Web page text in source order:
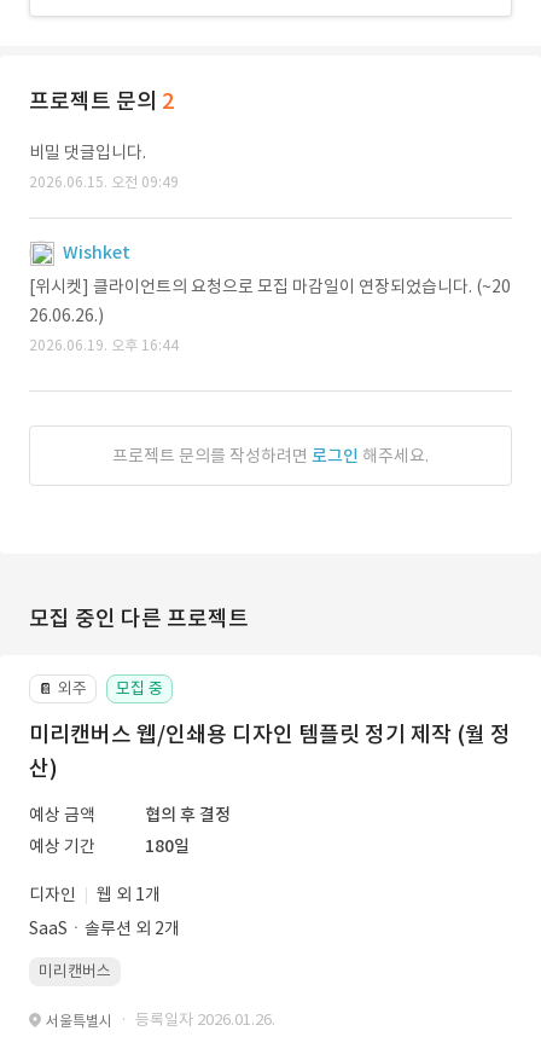
프로젝트 문의 2
비밀 댓글입니다.
2026.06.15. 오전 09:49
Wishket
[위시켓] 클라이언트의 요청으로 모집 마감일이 연장되었습니다. (~20
26.06.26.)
2026.06.19. 오후 16:44
프로젝트 문의를 작성하려면 로그인 해주세요.
모집 중인 다른 프로젝트
📔 외주 모집 중
미리캔버스 웹/인쇄용 디자인 템플릿 정기 제작 (월 정
산)
예상 금액
협의 후 결정
예상 기간
180일
디자인
웹 외 1개
SaaSㆍ솔루션 외 2개
미리캔버스
서울특별시 · 등록일자 2026.01.26.